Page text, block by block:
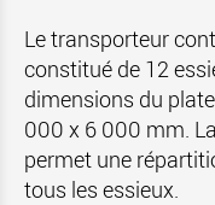
Le transporteur
constitué de 12
dimensions du
000 x 6 000 mm.
permet une
tous les essieux.